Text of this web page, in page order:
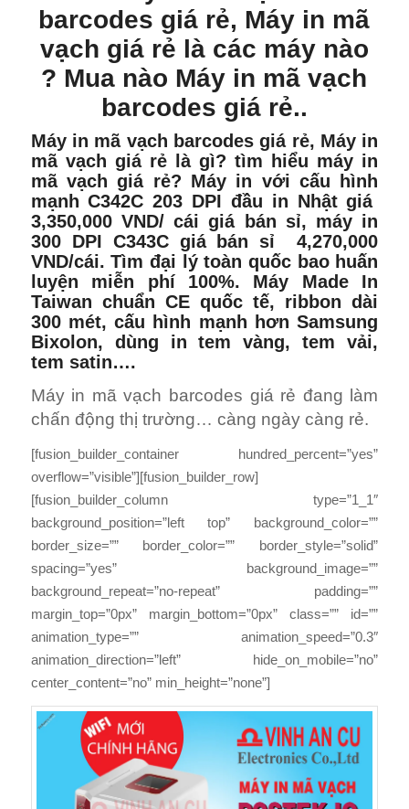
barcodes giá rẻ, Máy in mã
vạch giá rẻ là các máy nào
? Mua nào Máy in mã vạch
barcodes giá rẻ..
Máy in mã vạch barcodes giá rẻ, Máy in
mã vạch giá rẻ là gì? tìm hiểu máy in
mã vạch giá rẻ? Máy in với cấu hình
mạnhC342C 203 DPI đầu in Nhật giá
3,350,000 VND/ cái giá bán sỉ, máy in
300 DPI C343C giá bán sỉ 4,270,000
VND/cái. Tìm đại lý toàn quốc bao huấn
luyện miễn phí 100%. Máy Made In
Taiwan chuẩn CE quốc tế, ribbon dài
300 mét, cấu hình mạnh hơn Samsung
Bixolon, dùng in tem vàng, tem vải,
tem satin….
Máy in mã vạch barcodes giá rẻ đang làm
chấn động thị trường… càng ngày càng rẻ.
[fusion_builder_container hundred_percent=”yes”
overflow=”visible”][fusion_builder_row]
[fusion_builder_column type=”1_1″
background_position=”left top” background_color=””
border_size=”” border_color=”” border_style=”solid”
spacing=”yes” background_image=””
background_repeat=”no-repeat” padding=””
margin_top=”0px” margin_bottom=”0px” class=”” id=””
animation_type=”” animation_speed=”0.3″
animation_direction=”left” hide_on_mobile=”no”
center_content=”no” min_height=”none”]